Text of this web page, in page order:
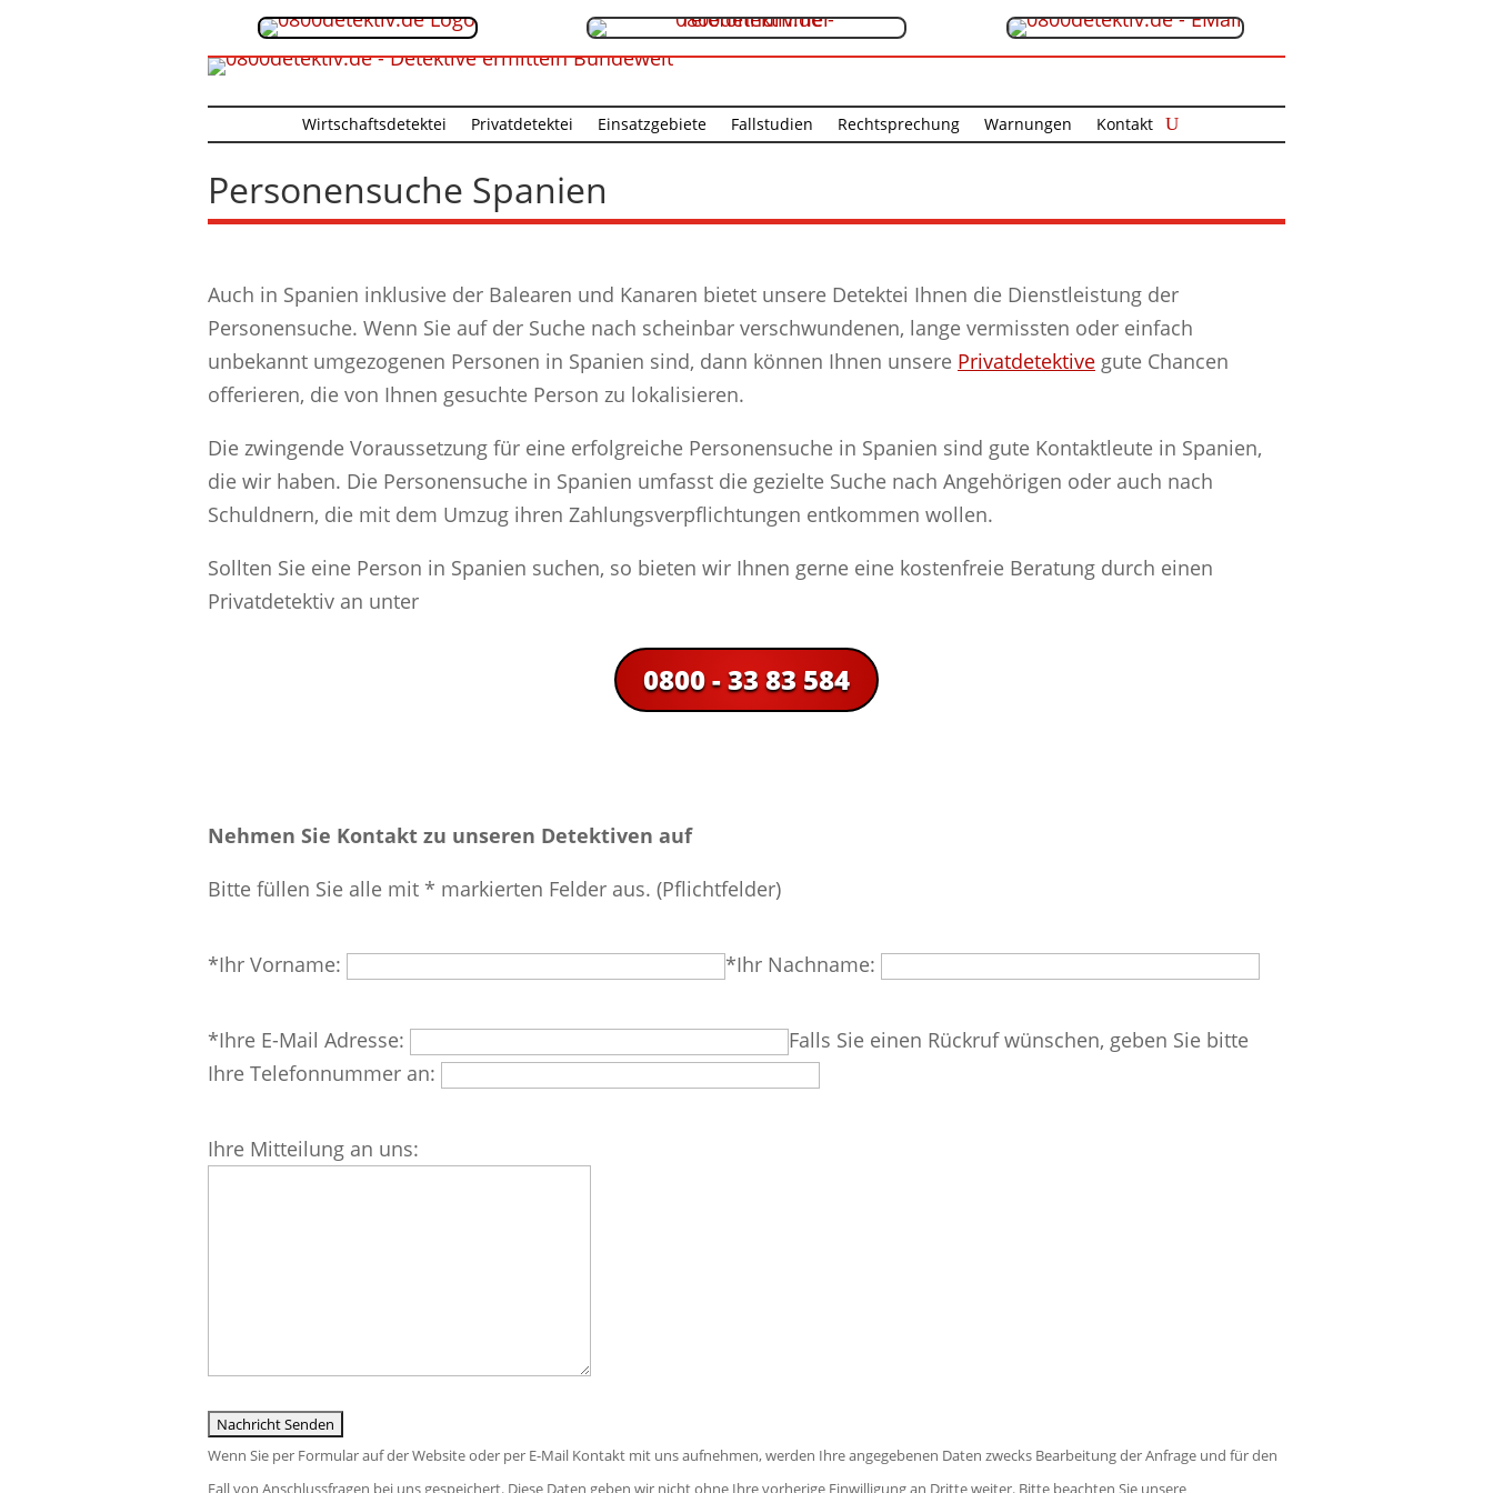
Wirtschaftsdetektei Privatdetektei Einsatzgebiete Fallstudien Rechtsprechung Warnungen Kontakt
Personensuche Spanien
Auch in Spanien inklusive der Balearen und Kanaren bietet unsere Detektei Ihnen die Dienstleistung der
Personensuche. Wenn Sie auf der Suche nach scheinbar verschwundenen, lange vermissten oder einfach
unbekannt umgezogenen Personen in Spanien sind, dann können Ihnen unsere Privatdetektive gute Chancen
offerieren, die von Ihnen gesuchte Person zu lokalisieren.
Die zwingende Voraussetzung für eine erfolgreiche Personensuche in Spanien sind gute Kontaktleute in Spanien,
die wir haben. Die Personensuche in Spanien umfasst die gezielte Suche nach Angehörigen oder auch nach
Schuldnern, die mit dem Umzug ihren Zahlungsverpflichtungen entkommen wollen.
Sollten Sie eine Person in Spanien suchen, so bieten wir Ihnen gerne eine kostenfreie Beratung durch einen
Privatdetektiv an unter
0800 - 33 83 584
Nehmen Sie Kontakt zu unseren Detektiven auf
Bitte füllen Sie alle mit * markierten Felder aus. (Pflichtfelder)
lasse
Feld
leer.
*Ihr Vorname: *Ihr Nachname:
lasse
dieses
leer.
*Ihre E-Mail Adresse:
Falls Sie einen Rückruf wünschen, geben Sie bitte
Ihre Telefonnummer an:
lasse
Ihre Mitteilung an uns:
Wenn Sie per Formular auf der Website oder per E-Mail Kontakt mit uns aufnehmen, werden Ihre angegebenen Daten zwecks Bearbeitung der Anfrage und für den
Fall von Anschlussfragen bei uns gespeichert. Diese Daten geben wir nicht ohne Ihre vorherige Einwilligung an Dritte weiter. Bitte beachten Sie unsere